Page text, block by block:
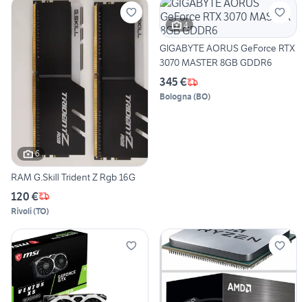
6
RAM G.Skill Trident Z Rgb 16G
120 €
Rivoli(TO)
4
GIGABYTE AORUS GeForce RTX
3070 MASTER 8GB GDDR6
345 €
Bologna (BO)